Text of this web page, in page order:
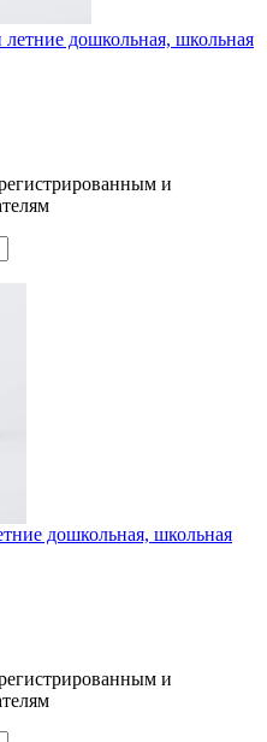
дошкольная, школьная
и
дошкольная, школьная
и